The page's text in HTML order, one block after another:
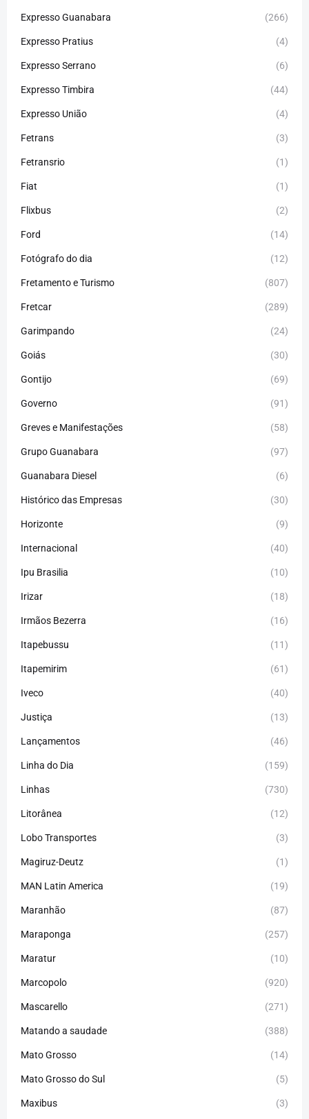
Expresso Guanabara (266)
Expresso Pratius (4)
Expresso Serrano (6)
Expresso Timbira (44)
Expresso União (4)
Fetrans (3)
Fetransrio (1)
Fiat (1)
Flixbus (2)
Ford (14)
Fotógrafo do dia (12)
Fretamento e Turismo (807)
Fretcar (289)
Garimpando (24)
Goiás (30)
Gontijo (69)
Governo (91)
Greves e Manifestações (58)
Grupo Guanabara (97)
Guanabara Diesel (6)
Histórico das Empresas (30)
Horizonte (9)
Internacional (40)
Ipu Brasilia (10)
Irizar (18)
Irmãos Bezerra (16)
Itapebussu (11)
Itapemirim (61)
Iveco (40)
Justiça (13)
Lançamentos (46)
Linha do Dia (159)
Linhas (730)
Litorânea (12)
Lobo Transportes (3)
Magiruz-Deutz (1)
MAN Latin America (19)
Maranhão (87)
Maraponga (257)
Maratur (10)
Marcopolo (920)
Mascarello (271)
Matando a saudade (388)
Mato Grosso (14)
Mato Grosso do Sul (5)
Maxibus (3)